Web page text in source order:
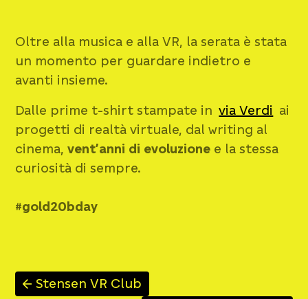
Oltre alla musica e alla VR, la serata è stata
un momento per guardare indietro e
avanti insieme.
Dalle prime t-shirt stampate in via Verdi ai
progetti di realtà virtuale, dal writing al
cinema,vent’anni di evoluzione e la stessa
curiosità di sempre.
#gold20bday
↑ Stensen VR Club